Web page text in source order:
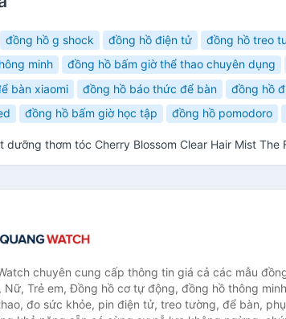
đồng hồ g shock đồng hồ điện tử đồng hồ treo
minh
đồng hồ bấm giờ thể thao chuyên dụng
bàn xiaomi
đồng hồ báo thức để bàn đồng hồ
đồng hồ bấm giờ học tập đồng hồ pomodoro
dưỡng thơm tóc Cherry Blossom Clear Hair Mist The
chuyên cung cấp thông tin giá cả các mẫu
Nữ, Trẻ em, Đồng hồ cơ tự động, đồng hồ thông
đo sức khỏe, pin điện tử, treo tường, để bàn,